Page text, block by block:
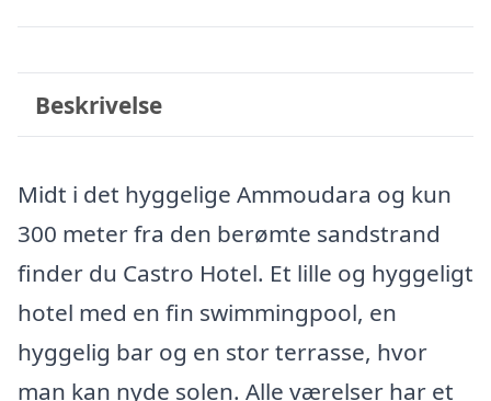
Beskrivelse
Midt i det hyggelige Ammoudara og kun
300 meter fra den berømte sandstrand
finder du Castro Hotel. Et lille og hyggeligt
hotel med en fin swimmingpool, en
hyggelig bar og en stor terrasse, hvor
man kan nyde solen. Alle værelser har et